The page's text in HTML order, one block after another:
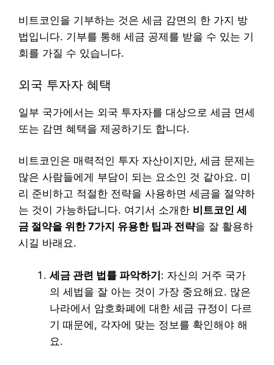
비트코인을 기부하는 것은 세금 감면의 한 가지 방
법입니다. 기부를 통해 세금 공제를 받을 수 있는 기
회를 가질 수 있습니다.
외국 투자자 혜택
일부 국가에서는 외국 투자자를 대상으로 세금 면세
또는 감면 혜택을 제공하기도 합니다.
비트코인은 매력적인 투자 자산이지만, 세금 문제는
많은 사람들에게 부담이 되는 요소인 것 같아요. 미
리 준비하고 적절한 전략을 사용하면 세금을 절약하
는 것이 가능하답니다. 여기서 소개한 비트코인 세
금 절약을 위한 7가지 유용한 팁과 전략을 잘 활용하
시길 바래요.
세금 관련 법률 파악하기: 자신의 거주 국가
의 세법을 잘 아는 것이 가장 중요해요. 많은
나라에서 암호화폐에 대한 세금 규정이 다르
기 때문에, 각자에 맞는 정보를 확인해야 해
요.